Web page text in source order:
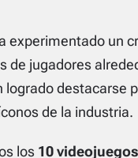
experimentado un
de jugadores
destacarse
de la industria.
los 10